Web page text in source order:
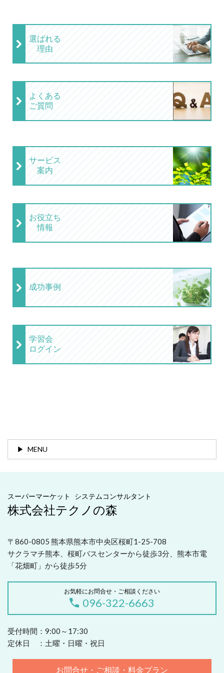
選ばれる
理由
よくある
ご質問
サービス
案内
お役立ち
情報
成功事例
学習会
ログイン
MENU
スーパーマーケット システムコンサルタント
株式会社テクノの森
〒860-0805 熊本県熊本市中央区桜町1-25-708
サクラマチ熊本、桜町バスセンターから徒歩3分、熊本市電
「花畑町」から徒歩5分
お気軽にお問合せ・ご相談ください
096-322-6663
受付時間：9:00～17:30
定休日 ：土曜・日曜・祝日
お問合せ・ご相談・料金プラン